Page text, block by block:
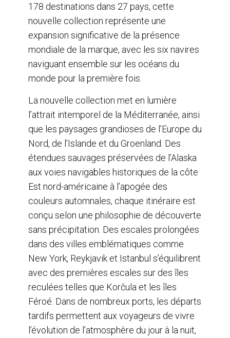
178 destinations dans 27 pays, cette
nouvelle collection représente une
expansion significative de la présence
mondiale de la marque, avec les six navires
naviguant ensemble sur les océans du
monde pour la première fois.
La nouvelle collection met en lumière
l’attrait intemporel de la Méditerranée, ainsi
que les paysages grandioses de l’Europe du
Nord, de l’Islande et du Groenland. Des
étendues sauvages préservées de l’Alaska
aux voies navigables historiques de la côte
Est nord-américaine à l’apogée des
couleurs automnales, chaque itinéraire est
conçu selon une philosophie de découverte
sans précipitation. Des escales prolongées
dans des villes emblématiques comme
New York, Reykjavik et Istanbul s’équilibrent
avec des premières escales sur des îles
reculées telles que Korčula et les îles
Féroé. Dans de nombreux ports, les départs
tardifs permettent aux voyageurs de vivre
l’évolution de l’atmosphère du jour à la nuit,